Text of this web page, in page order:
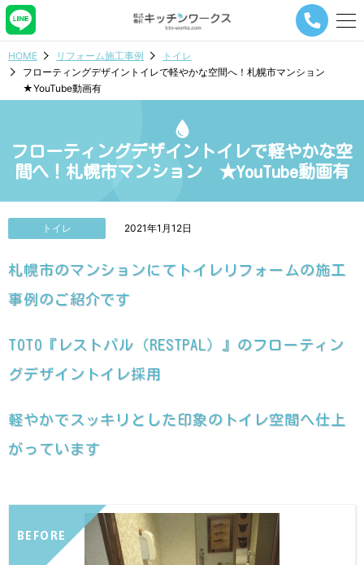
メ
ビ
シ
ョ
ン
タ
HOME リフォーム施工事例
トイレ
フローティングデザイントイレで軽やかな空間へ！札幌市マンション
★YouTube動画有
フローティングデザイントイレで軽やかな空
間へ！札幌市マンション ★YouTube動画有
トイレ 2021年1月12日
札幌市のマンションにてトイレリフォームの施工
事例のご紹介です
TOTO『レストパル（RESTPAL）』のフローティン
グデザイントイレ採用
軽やかでスッキリとした印象のトイレ空間へ仕上
がっています
BEFORE